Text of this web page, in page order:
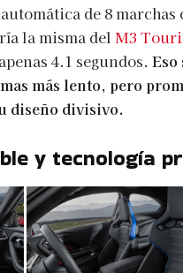
de 8
la misma del M3
4.1 segundos.
más lento, pero
diseño divisivo.
y tecnología